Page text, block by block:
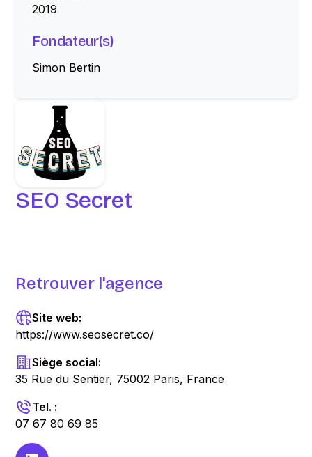
SEO Secret
2019
Fondateur(s)
Simon Bertin
Retrouver l'agence
Site web:
https://www.seosecret.co/
Siège social:
35 Rue du Sentier, 75002 Paris, France
Tel. :
07 67 80 69 85